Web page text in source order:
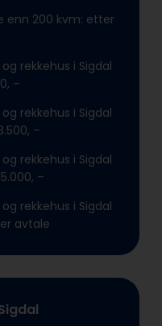
enn 200 kvm: etter
rekkehus i Sigdal
–
rekkehus i Sigdal
–
rekkehus i Sigdal
–
rekkehus i Sigdal
avtale